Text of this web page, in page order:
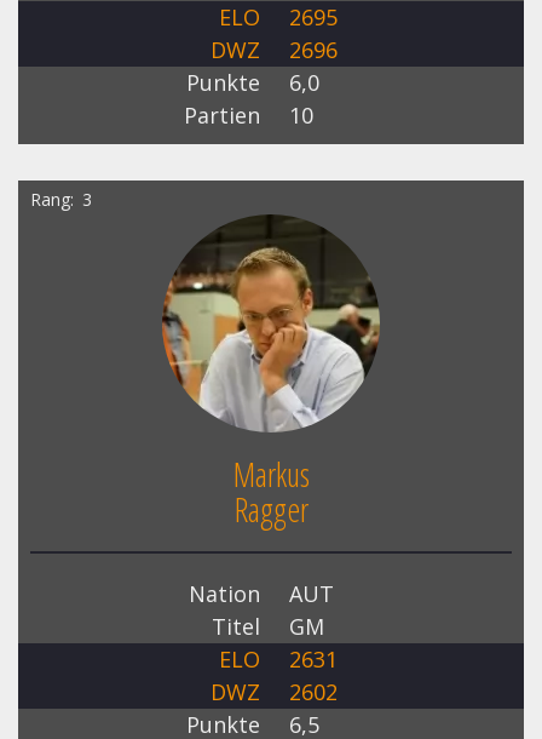
ELO
2695
DWZ
2696
Punkte
6,0
Partien
10
Rang 3
Markus
Ragger
Nation
AUT
Titel
GM
ELO
2631
DWZ
2602
Punkte
6,5